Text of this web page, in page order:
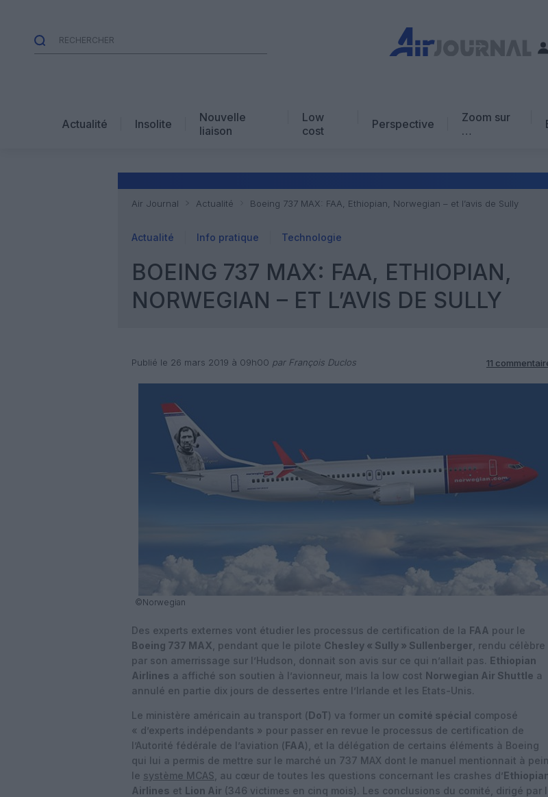
Actualité Insolite
Nouvelle
liaison
Low
cost
Perspective
Zoom sur
…
Avis d’expert
Air Journal Actualité Boeing 737 MAX: FAA, Ethiopian, Norwegian – et l’avis de Sully
Actualité Info pratique Technologie
BOEING 737 MAX: FAA, ETHIOPIAN,
NORWEGIAN – ET L’AVIS DE SULLY
Publié le 26 mars 2019 à 09h00 par François Duclos 11
©Norwegian
Des experts externes vont étudier les processus de certification de la FAA pour le
Boeing 737 MAX , pendant que le pilote Chesley « Sully » Sullenberger , rendu célèbre
par son amerrissage sur l’Hudson, donnait son avis sur ce qui n’allait pas. Ethiopian
Airlines a affiché son soutien à l’avionneur, mais la low cost Norwegian Air Shuttle a
annulé en partie dix jours de dessertes entre l’Irlande et les Etats-Unis.
Le ministère américain au transport (DoT) va former un comité spécial composé
« d’experts indépendants » pour passer en revue le processus de certification de
l’Autorité fédérale de l’aviation (FAA), et la délégation de certains éléments à Boeing
qui lui a permis de mettre sur le marché un 737 MAX dont le manuel mentionnait à
le système MCAS , au cœur de toutes les questions concernant les crashes d’
Airlines et Lion Air (346 victimes en cinq mois). Les conclusions du comité, dirigé par